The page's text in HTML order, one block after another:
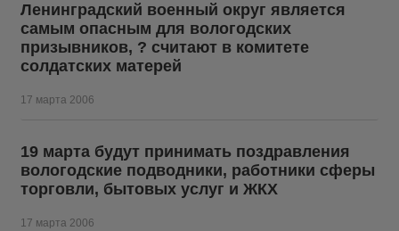
Ленинградский военный округ является
самым опасным для вологодских
призывников, ? считают в комитете
солдатских матерей
17 марта 2006
19 марта будут принимать поздравления
вологодские подводники, работники сферы
торговли, бытовых услуг и ЖКХ
17 марта 2006